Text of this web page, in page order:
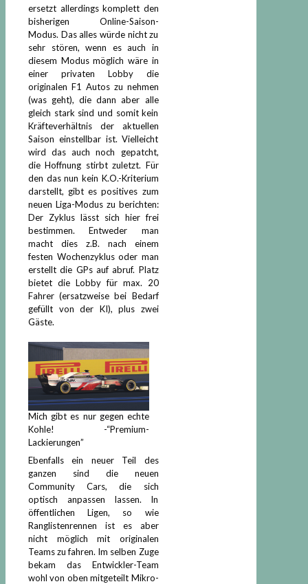
ersetzt allerdings komplett den
bisherigen Online-Saison-
Modus. Das alles würde nicht zu
sehr stören, wenn es auch in
diesem Modus möglich wäre in
einer privaten Lobby die
originalen F1 Autos zu nehmen
(was geht), die dann aber alle
gleich stark sind und somit kein
Kräfteverhältnis der aktuellen
Saison einstellbar ist. Vielleicht
wird das auch noch gepatcht,
die Hoffnung stirbt zuletzt. Für
den das nun kein K.O.-Kriterium
darstellt, gibt es positives zum
neuen Liga-Modus zu berichten:
Der Zyklus lässt sich hier frei
bestimmen. Entweder man
macht dies z.B. nach einem
festen Wochenzyklus oder man
erstellt die GPs auf abruf. Platz
bietet die Lobby für max. 20
Fahrer (ersatzweise bei Bedarf
gefüllt von der KI), plus zwei
Gäste.
Mich gibt es nur gegen echte
Kohle! -“Premium-
Lackierungen”
Ebenfalls ein neuer Teil des
ganzen sind die neuen
Community Cars, die sich
optisch anpassen lassen. In
öffentlichen Ligen, so wie
Ranglistenrennen ist es aber
nicht möglich mit originalen
Teams zu fahren. Im selben Zuge
bekam das Entwickler-Team
wohl von oben mitgeteilt Mikro-